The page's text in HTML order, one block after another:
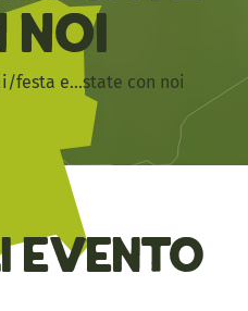
Noi
/festa e…state con noi
evento